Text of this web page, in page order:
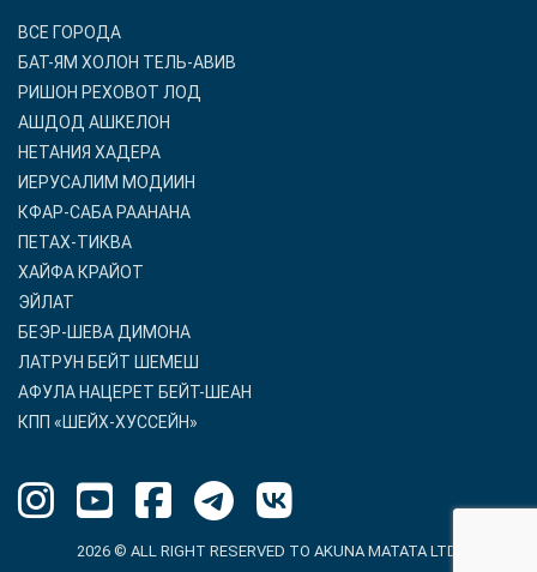
ВСЕ ГОРОДА
БАТ-ЯМ ХОЛОН ТЕЛЬ-АВИВ
РИШОН РЕХОВОТ ЛОД
АШДОД АШКЕЛОН
НЕТАНИЯ ХАДЕРА
ИЕРУСАЛИМ МОДИИН
КФАР-САБА РААНАНА
ПЕТАХ-ТИКВА
ХАЙФА КРАЙОТ
ЭЙЛАТ
БЕЭР-ШЕВА ДИМОНА
ЛАТРУН БЕЙТ ШЕМЕШ
АФУЛА НАЦЕРЕТ БЕЙТ-ШЕАН
КПП «ШЕЙХ-ХУССЕЙН»
2026 © ALL RIGHT RESERVED TO AKUNA MATATA LTD.